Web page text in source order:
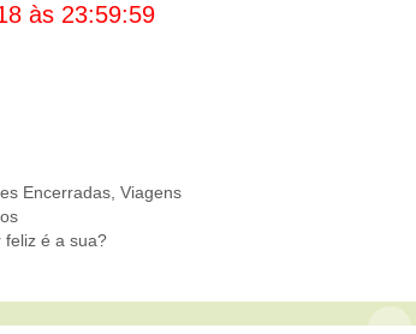
às 23:59:59
Encerradas ,Viagens
feliz é a sua?